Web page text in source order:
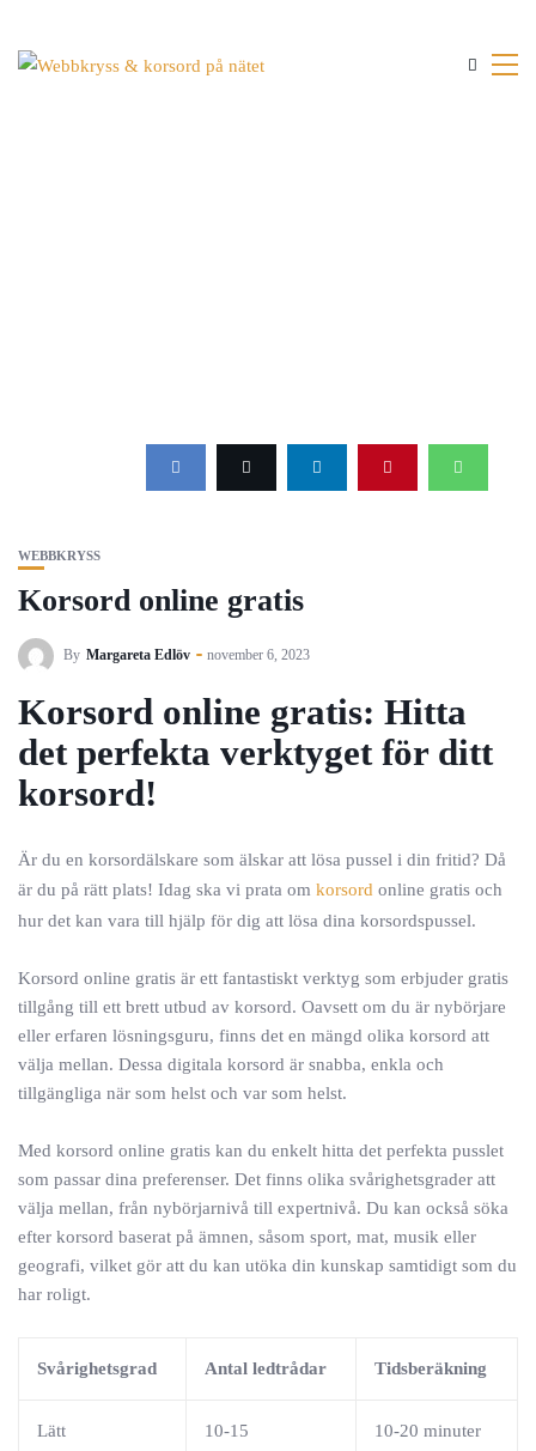
WEBBKRYSS
Korsord online gratis
By Margareta Edlöv november 6, 2023
Korsord online gratis: Hitta
det perfekta verktyget för ditt
korsord!
Är du en korsordälskare som älskar att lösa pussel i din fritid? Då
är du på rätt plats! Idag ska vi prata om korsord online gratis och
hur det kan vara till hjälp för dig att lösa dina korsordspussel.
Korsord online gratis är ett fantastiskt verktyg som erbjuder gratis
tillgång till ett brett utbud av korsord. Oavsett om du är nybörjare
eller erfaren lösningsguru, finns det en mängd olika korsord att
välja mellan. Dessa digitala korsord är snabba, enkla och
tillgängliga när som helst och var som helst.
Med korsord online gratis kan du enkelt hitta det perfekta pusslet
som passar dina preferenser. Det finns olika svårighetsgrader att
välja mellan, från nybörjarnivå till expertnivå. Du kan också söka
efter korsord baserat på ämnen, såsom sport, mat, musik eller
geografi, vilket gör att du kan utöka din kunskap samtidigt som du
har roligt.
Svårighetsgrad Antal ledtrådar Tidsberäkning
Lätt 10-15 10-20 minuter